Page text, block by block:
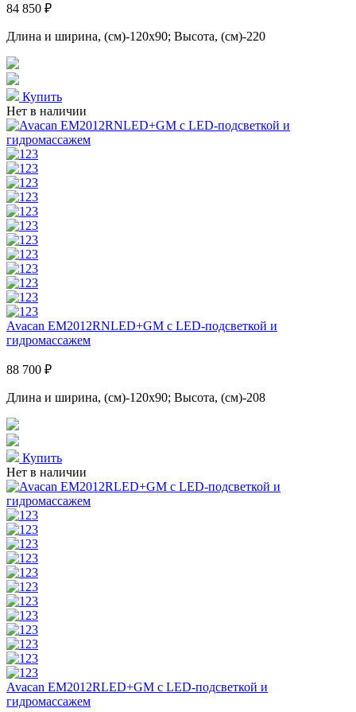
84 850 ₽
Длина и ширина, (см)-120x90; Высота, (см)-220
Купить
Нет в наличии
Avacan EM2012RNLED+GM с LED-подсветкой и
гидромассажем
88 700 ₽
Длина и ширина, (см)-120x90; Высота, (см)-208
Купить
Нет в наличии
Avacan EM2012RLED+GM с LED-подсветкой и
гидромассажем